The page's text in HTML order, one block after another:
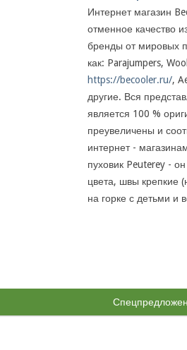
Интернет магазин
отменное качество
бренды от мировых
как: Parajumpers,
https://becooler.ru/,
другие. Вся
является 100 %
преувеличены и
интернет -
пуховик Peuterey -
цвета, швы крепкие
на горке с детьми и